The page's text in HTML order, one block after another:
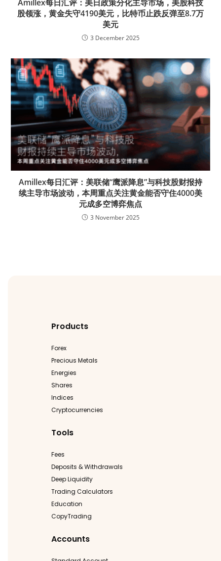
Amillex每日汇评：美日政策分化主导市场，美股科技
股领涨，黄金失守4190美元，比特币止跌反弹至8.7万
美元
3 December 2025
Amillex每日汇评：美联储“鹰派降息”与科技股财报持
续主导市场波动，本周重点关注黄金能否守住4000美
元成多空博弈焦点
3 November 2025
Products
Forex
Precious Metals
Energies
Shares
Indices
Cryptocurrencies
Tools
Fees
Deposits & Withdrawals
Deep Liquidity
Trading Calculators
Education
CopyTrading
Accounts